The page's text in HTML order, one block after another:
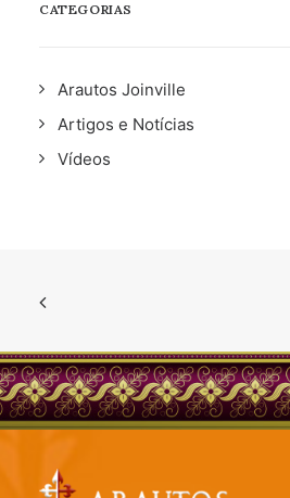
CATEGORIAS
Arautos Joinville
Artigos e Notícias
Vídeos